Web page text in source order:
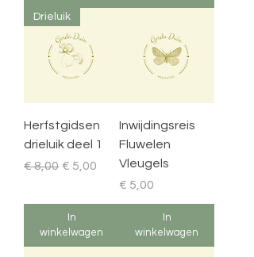
Drieluik
Herfstgidsen
drieluik deel 1
Normale prijs
€ 8,00 Verkoopprijs
€ 5,00
In
winkelwagen
Inwijdingsreis
Fluwelen
Vleugels
Prijs
€ 5,00
In
winkelwagen